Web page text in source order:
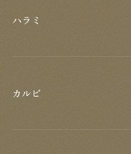
ハラミ
カルビ